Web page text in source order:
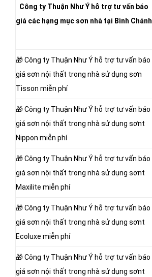
Công ty Thuận Như Ý hỗ trợ tư vấn báo
giá các hạng mục sơn nhà tại Bình Chánh
🎁 Công ty Thuận Như Ý hỗ trợ tư vấn báo
giá sơn nội thất trong nhà sử dụng sơn
Tisson miễn phí
🎁 Công ty Thuận Như Ý hỗ trợ tư vấn báo
giá sơn nội thất trong nhà sử dụng sơnt
Nippon miễn phí
🎁 Công ty Thuận Như Ý hỗ trợ tư vấn báo
giá sơn nội thất trong nhà sử dụng sơnt
Maxilite miễn phí
🎁 Công ty Thuận Như Ý hỗ trợ tư vấn báo
giá sơn nội thất trong nhà sử dụng sơnt
Ecoluxe miễn phí
🎁 Công ty Thuận Như Ý hỗ trợ tư vấn báo
giá sơn nội thất trong nhà sử dụng sơnt